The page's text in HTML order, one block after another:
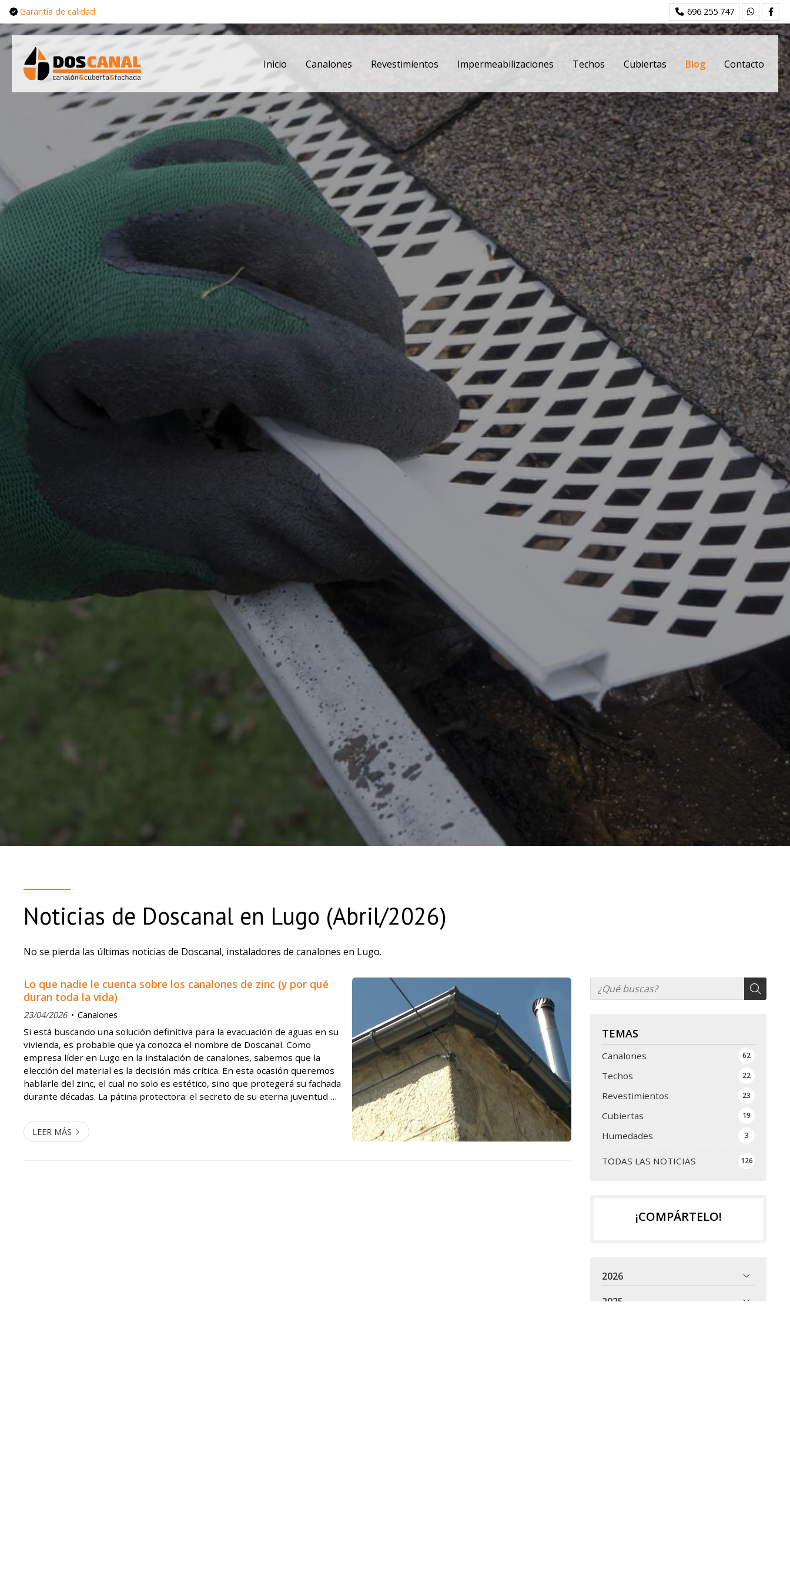
Garantía de calidad 696 255 747
Inicio Canalones Revestimientos Impermeabilizaciones Techos Cubiertas Blog Contacto
Noticias de Doscanal en Lugo (Abril/2026)
No se pierda las últimas noticias de Doscanal, instaladores de canalones en Lugo.
TEMAS
TODAS LAS NOTICIAS 126
Canalones 62
Techos 22
Revestimientos 23
Cubiertas 19
Humedades 3
Lo que nadie le cuenta sobre los canalones de zinc (y por qué
duran toda la vida)
23/04/2026 Canalones
Si está buscando una solución definitiva para la evacuación de aguas en su
vivienda, es probable que ya conozca el nombre de Doscanal. Como
empresa líder en Lugo en la instalación de canalones, sabemos que la
elección del material es la decisión más crítica. En esta ocasión queremos
hablarle del zinc, el cual no solo es estético, sino que protegerá su fachada
durante décadas. La pátina protectora: el secreto de su eterna juventud A
LEER MÁS
¡COMPÁRTELO!
2026
2025